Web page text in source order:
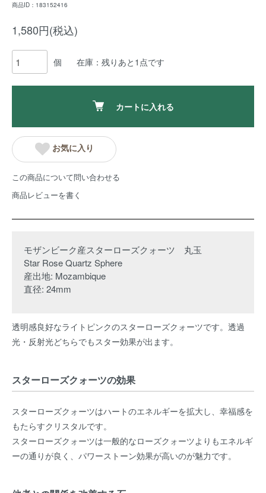
商品ID：183152416
1,580円(税込)
個 在庫：残りあと1点です
カートに入れる
お気に入り
この商品について問い合わせる
商品レビューを書く
モザンビーク産スターローズクォーツ 丸玉
Star Rose Quartz Sphere
産出地: Mozambique
直径: 24mm
透明感良好なライトピンクのスターローズクォーツです。透過
光・反射光どちらでもスター効果が出ます。
スターローズクォーツの効果
スターローズクォーツはハートのエネルギーを拡大し、幸福感を
もたらすクリスタルです。
スターローズクォーツは一般的なローズクォーツよりもエネルギ
ーの通りが良く、パワーストーン効果が高いのが魅力です。